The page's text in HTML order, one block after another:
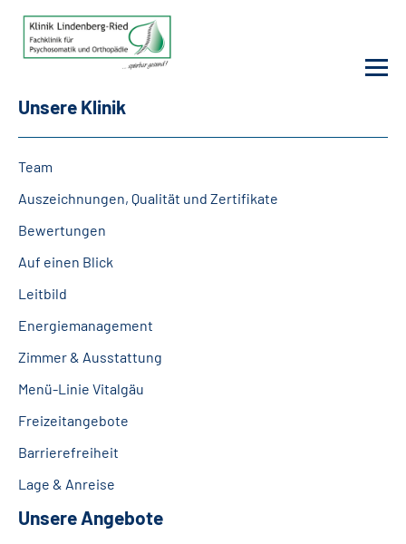
Service
Sozialdienste & Zuweisende
Suche
Leichte Sprache
Gebärdensprache
Unsere Klinik
Team
Auszeichnungen, Qualität und Zertifikate
Bewertungen
Auf einen Blick
Leitbild
Energiemanagement
Zimmer & Ausstattung
Menü-Linie Vitalgäu
Freizeitangebote
Barrierefreiheit
Lage & Anreise
Unsere Angebote